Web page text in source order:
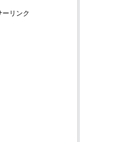
ーリンク